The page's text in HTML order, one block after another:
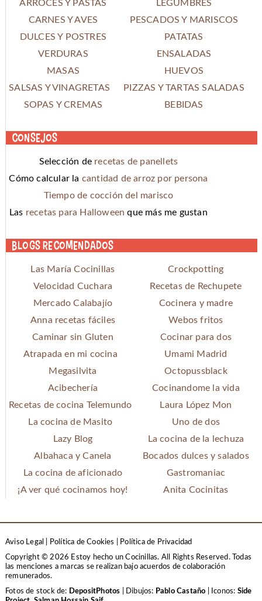
ARROCES Y PASTAS
LEGUMBRES
CARNES Y AVES
PESCADOS Y MARISCOS
DULCES Y POSTRES
PATATAS
VERDURAS
ENSALADAS
MASAS
HUEVOS
SALSAS Y VINAGRETAS
PIZZAS Y TARTAS SALADAS
SOPAS Y CREMAS
BEBIDAS
Consejos
Selección de recetas de panellets
Cómo calcular la cantidad de arroz por persona
Tiempo de cocción del marisco
Las recetas para Halloween que más me gustan
Blogs recomendados
Las María Cocinillas
Crockpotting
Velocidad Cuchara
Recetas de Rechupete
Mercado Calabajío
Cocinera y madre
Anna recetas fáciles
Webos fritos
Caminar sin Gluten
Cocinar para dos
Atrapada en mi cocina
Umami Madrid
Megasilvita
Octopussblack
Acibechería
Cocinandome la vida
Recetas de cocina Telemundo
Laura López Mon
La cocina de Masito
Uno de dos
Lazy Blog
La cocina de la lechuza
Albahaca y Canela
Bocados dulces y salados
La cocina de aficionado
Gastromaniac
¡A ver qué cocinamos hoy!
Anita Cocinitas
Aviso Legal Política de Cookies
Política de Privacidad
Copyright © 2026 Estoy hecho un Cocinillas. All Rights Reserved.Todas
las menciones a marcas se realizan bajo acuerdos de colaboración
remunerados.
Fotos de stock de: DepositPhotos | Dibujos: Pablo Castaño | Iconos: Side